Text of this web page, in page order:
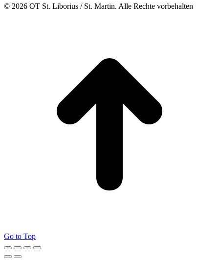
© 2026 OT St. Liborius / St. Martin. Alle Rechte vorbehalten
Go to Top